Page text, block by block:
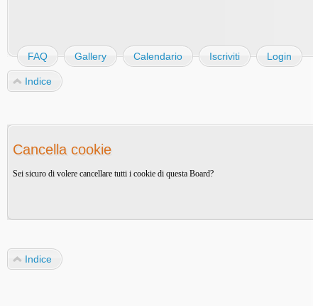
FAQ Gallery Calendario Iscriviti Login
Indice
Cancella cookie
Sei sicuro di volere cancellare tutti i cookie di questa Board?
Indice